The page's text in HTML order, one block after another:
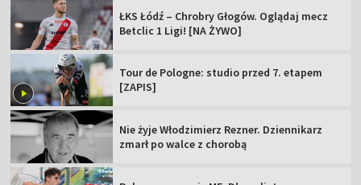
ŁKS Łódź – Chrobry Głogów. Oglądaj mecz
Betclic 1 Ligi! [NA ŻYWO]
Tour de Pologne: studio przed 7. etapem
[ZAPIS]
Nie żyje Włodzimierz Rezner. Dziennikarz
zmarł po walce z chorobą